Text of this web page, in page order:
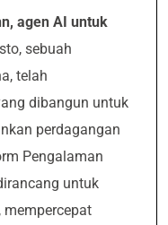
agen AI untuk
sebuah
telah
dibangun untuk
perdagangan
Pengalaman
untuk
mempercepat